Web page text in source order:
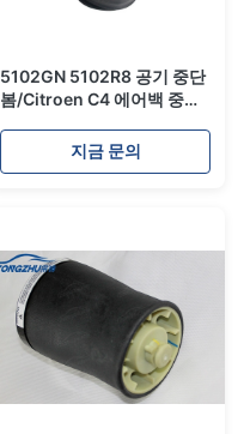
5102GN 5102R8 공기 중단
봄/Citroen C4 에어백 중단
지금 문의